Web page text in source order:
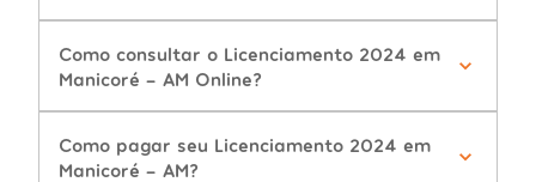
Como consultar o Licenciamento 2024 em
Manicoré - AM Online?
Como pagar seu Licenciamento 2024 em
Manicoré - AM?